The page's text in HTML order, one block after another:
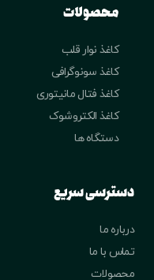
محصولات
کاغذ نوار قلب
کاغذ سونوگرافی
کاغذ فتال مانیتوری
کاغذ الکتروشوک
دستگاه ها
دسترسی سریع
درباره ما
تماس با ما
محصولات